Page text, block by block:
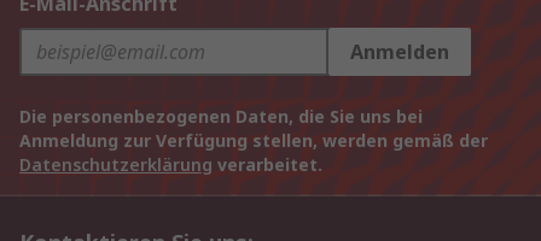
Anmelden
Die personenbezogenen Daten, die Sie uns bei
Anmeldung zur Verfügung stellen, werden gemäß der
Datenschutzerklärung verarbeitet.